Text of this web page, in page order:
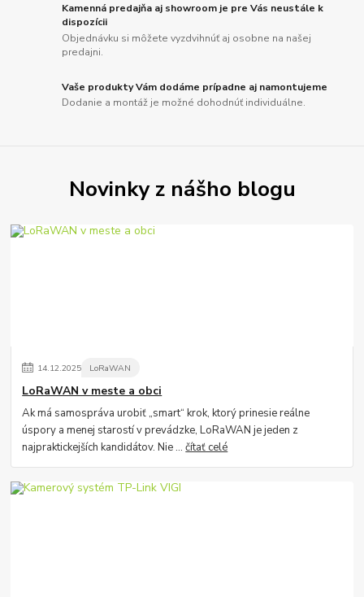
Kamenná predajňa aj showroom je pre Vás neustále k
dispozícii
Objednávku si môžete vyzdvihnúť aj osobne na našej
predajni.
Vaše produkty Vám dodáme prípadne aj namontujeme
Dodanie a montáž je možné dohodnúť individuálne.
Novinky z nášho blogu
14.12.2025 LoRaWAN
LoRaWAN v meste a obci
Ak má samospráva urobiť „smart“ krok, ktorý prinesie reálne
úspory a menej starostí v prevádzke, LoRaWAN je jeden z
najpraktickejších kandidátov. Nie ...čítať celé